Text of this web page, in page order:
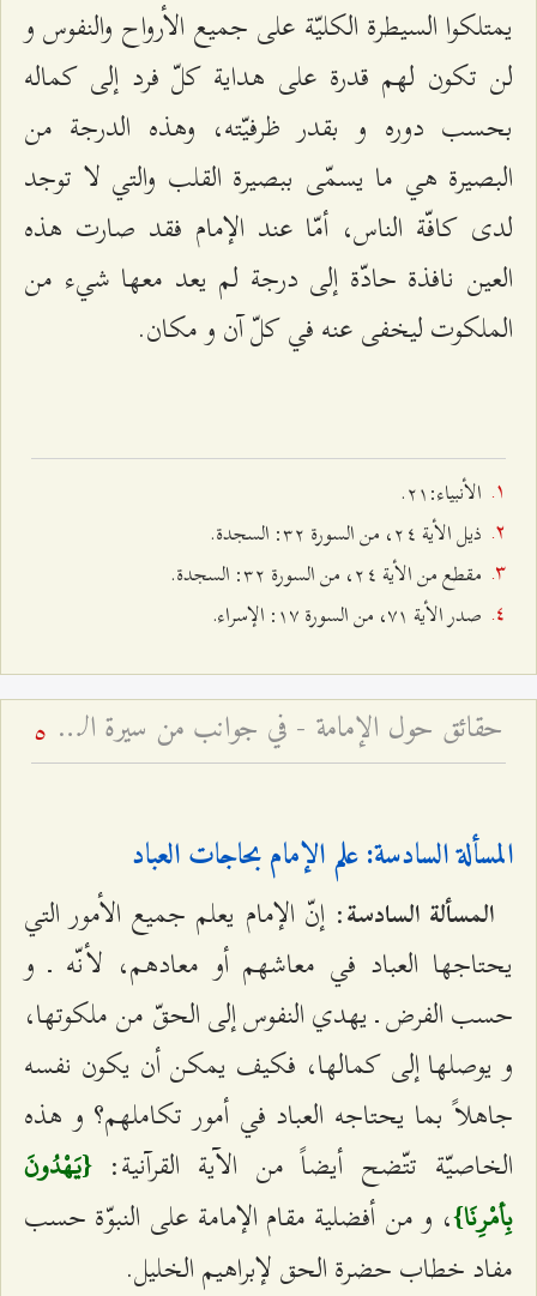
يمتلكوا السيطرة الكليّة على جميع الأرواح والنفوس و
لن تكون لهم قدرة على هداية كلّ فرد إلى كماله
بحسب دوره و بقدر ظرفيّته، وهذه الدرجة من
البصيرة هي ما يسمّى ببصيرة القلب والتي لا توجد
لدى كافّة الناس، أمّا عند الإمام فقد صارت هذه
العين نافذة حادّة إلى درجة لم يعد معها شيء من
الملكوت ليخفى عنه في كلّ آن و مكان.
الأنبياء:٢۱.
ذيل الأية ٢٤، من السورة ٣٢: السجدة.
مقطع من الأية ٢٤، من السورة ٣٢: السجدة.
صدر الأية ۷۱، من السورة ۱۷: الإسراء.
حقائق حول الإمامة - في جوانب من سيرة الإمام المجتبى وأحداث شهادته 5
المسألة السادسة: علم الإمام بحاجات العباد
المسألة السادسة: إنّ الإمام يعلم جميع الأمور التي
يحتاجها العباد في معاشهم أو معادهم، لأنّه ـ و
حسب الفرض ـ يهدي النفوس إلى الحقّ من ملكوتها،
و يوصلها إلى كمالها، فكيف يمكن أن يكون نفسه
جاهلاً بما يحتاجه العباد في أمور تكاملهم؟ و هذه
الخاصيّة تتّضح أيضاً من الآية القرآنية: {يَهْدُونَ
بِأمْرِنَا}، و من أفضلية مقام الإمامة على النبوّة حسب
مفاد خطاب حضرة الحق لإبراهيم الخليل.